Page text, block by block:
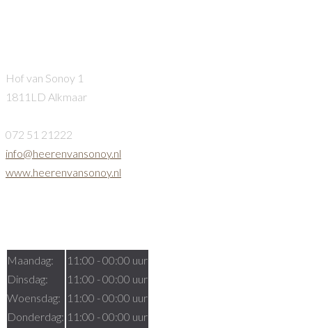
Hof van Sonoy 1
1811LD Alkmaar
072 51 21222
info@heerenvansonoy.nl
www.heerenvansonoy.nl
Maandag:
Dinsdag:
Woensdag:
Donderdag:
11:00 - 00:00 uur
11:00 - 00:00 uur
11:00 - 00:00 uur
11:00 - 00:00 uur